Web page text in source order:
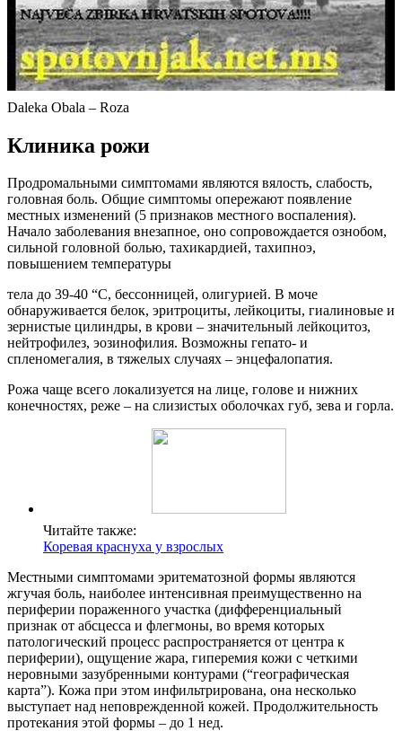
Daleka Obala – Roza
Клиника рожи
Продромальными симптомами являются вялость, слабость,
головная боль. Общие симптомы опережают появление
местных изменений (5 признаков местного воспаления).
Начало заболевания внезапное, оно сопровождается ознобом,
сильной головной болью, тахикардией, тахипноэ,
повышением температуры
тела до 39-40 “С, бессонницей, олигурией. В моче
обнаруживается белок, эритроциты, лейкоциты, гиалиновые и
зернистые цилиндры, в крови – значительный лейкоцитоз,
нейтрофилез, эозинофилия. Возможны гепато- и
спленомегалия, в тяжелых случаях – энцефалопатия.
Рожа чаще всего локализуется на лице, голове и нижних
конечностях, реже – на слизистых оболочках губ, зева и горла.
Читайте также:
Коревая краснуха у взрослых
Местными симптомами эритематозной формы являются
жгучая боль, наиболее интенсивная преимущественно на
периферии пораженного участка (дифференциальный
признак от абсцесса и флегмоны, во время которых
патологический процесс распространяется от центра к
периферии), ощущение жара, гиперемия кожи с четкими
неровными зазубренными контурами (“географическая
карта”). Кожа при этом инфильтрирована, она несколько
выступает над неповрежденной кожей. Продолжительность
протекания этой формы – до 1 нед.